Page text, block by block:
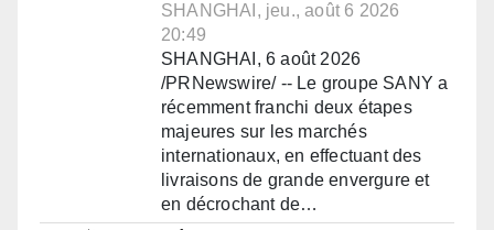
SHANGHAI, jeu., août 6 2026
20:49
SHANGHAI, 6 août 2026
/PRNewswire/ -- Le groupe SANY a
récemment franchi deux étapes
majeures sur les marchés
internationaux, en effectuant des
livraisons de grande envergure et
en décrochant de…